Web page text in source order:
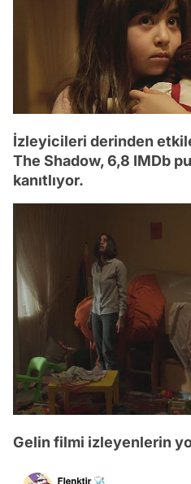
İzleyicileri derinden
The Shadow, 6,8 IMDb
kanıtlıyor.
Gelin filmi izleyenlerin